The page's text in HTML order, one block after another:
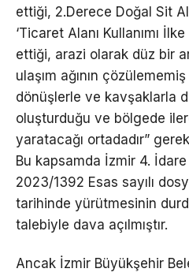
ettiği, 2.Derece Doğal Sit
‘Ticaret Alanı Kullanımı İlke
ettiği, arazi olarak düz bir
ulaşım ağının
dönüşlerle ve kavşaklarla
oluşturduğu ve bölgede
yaratacağı ortadadır”
Bu kapsamda İzmir 4.
2023/1392 Esas sayılı
tarihinde yürütmesinin
talebiyle dava açılmıştır.
Ancak İzmir Büyükşehir